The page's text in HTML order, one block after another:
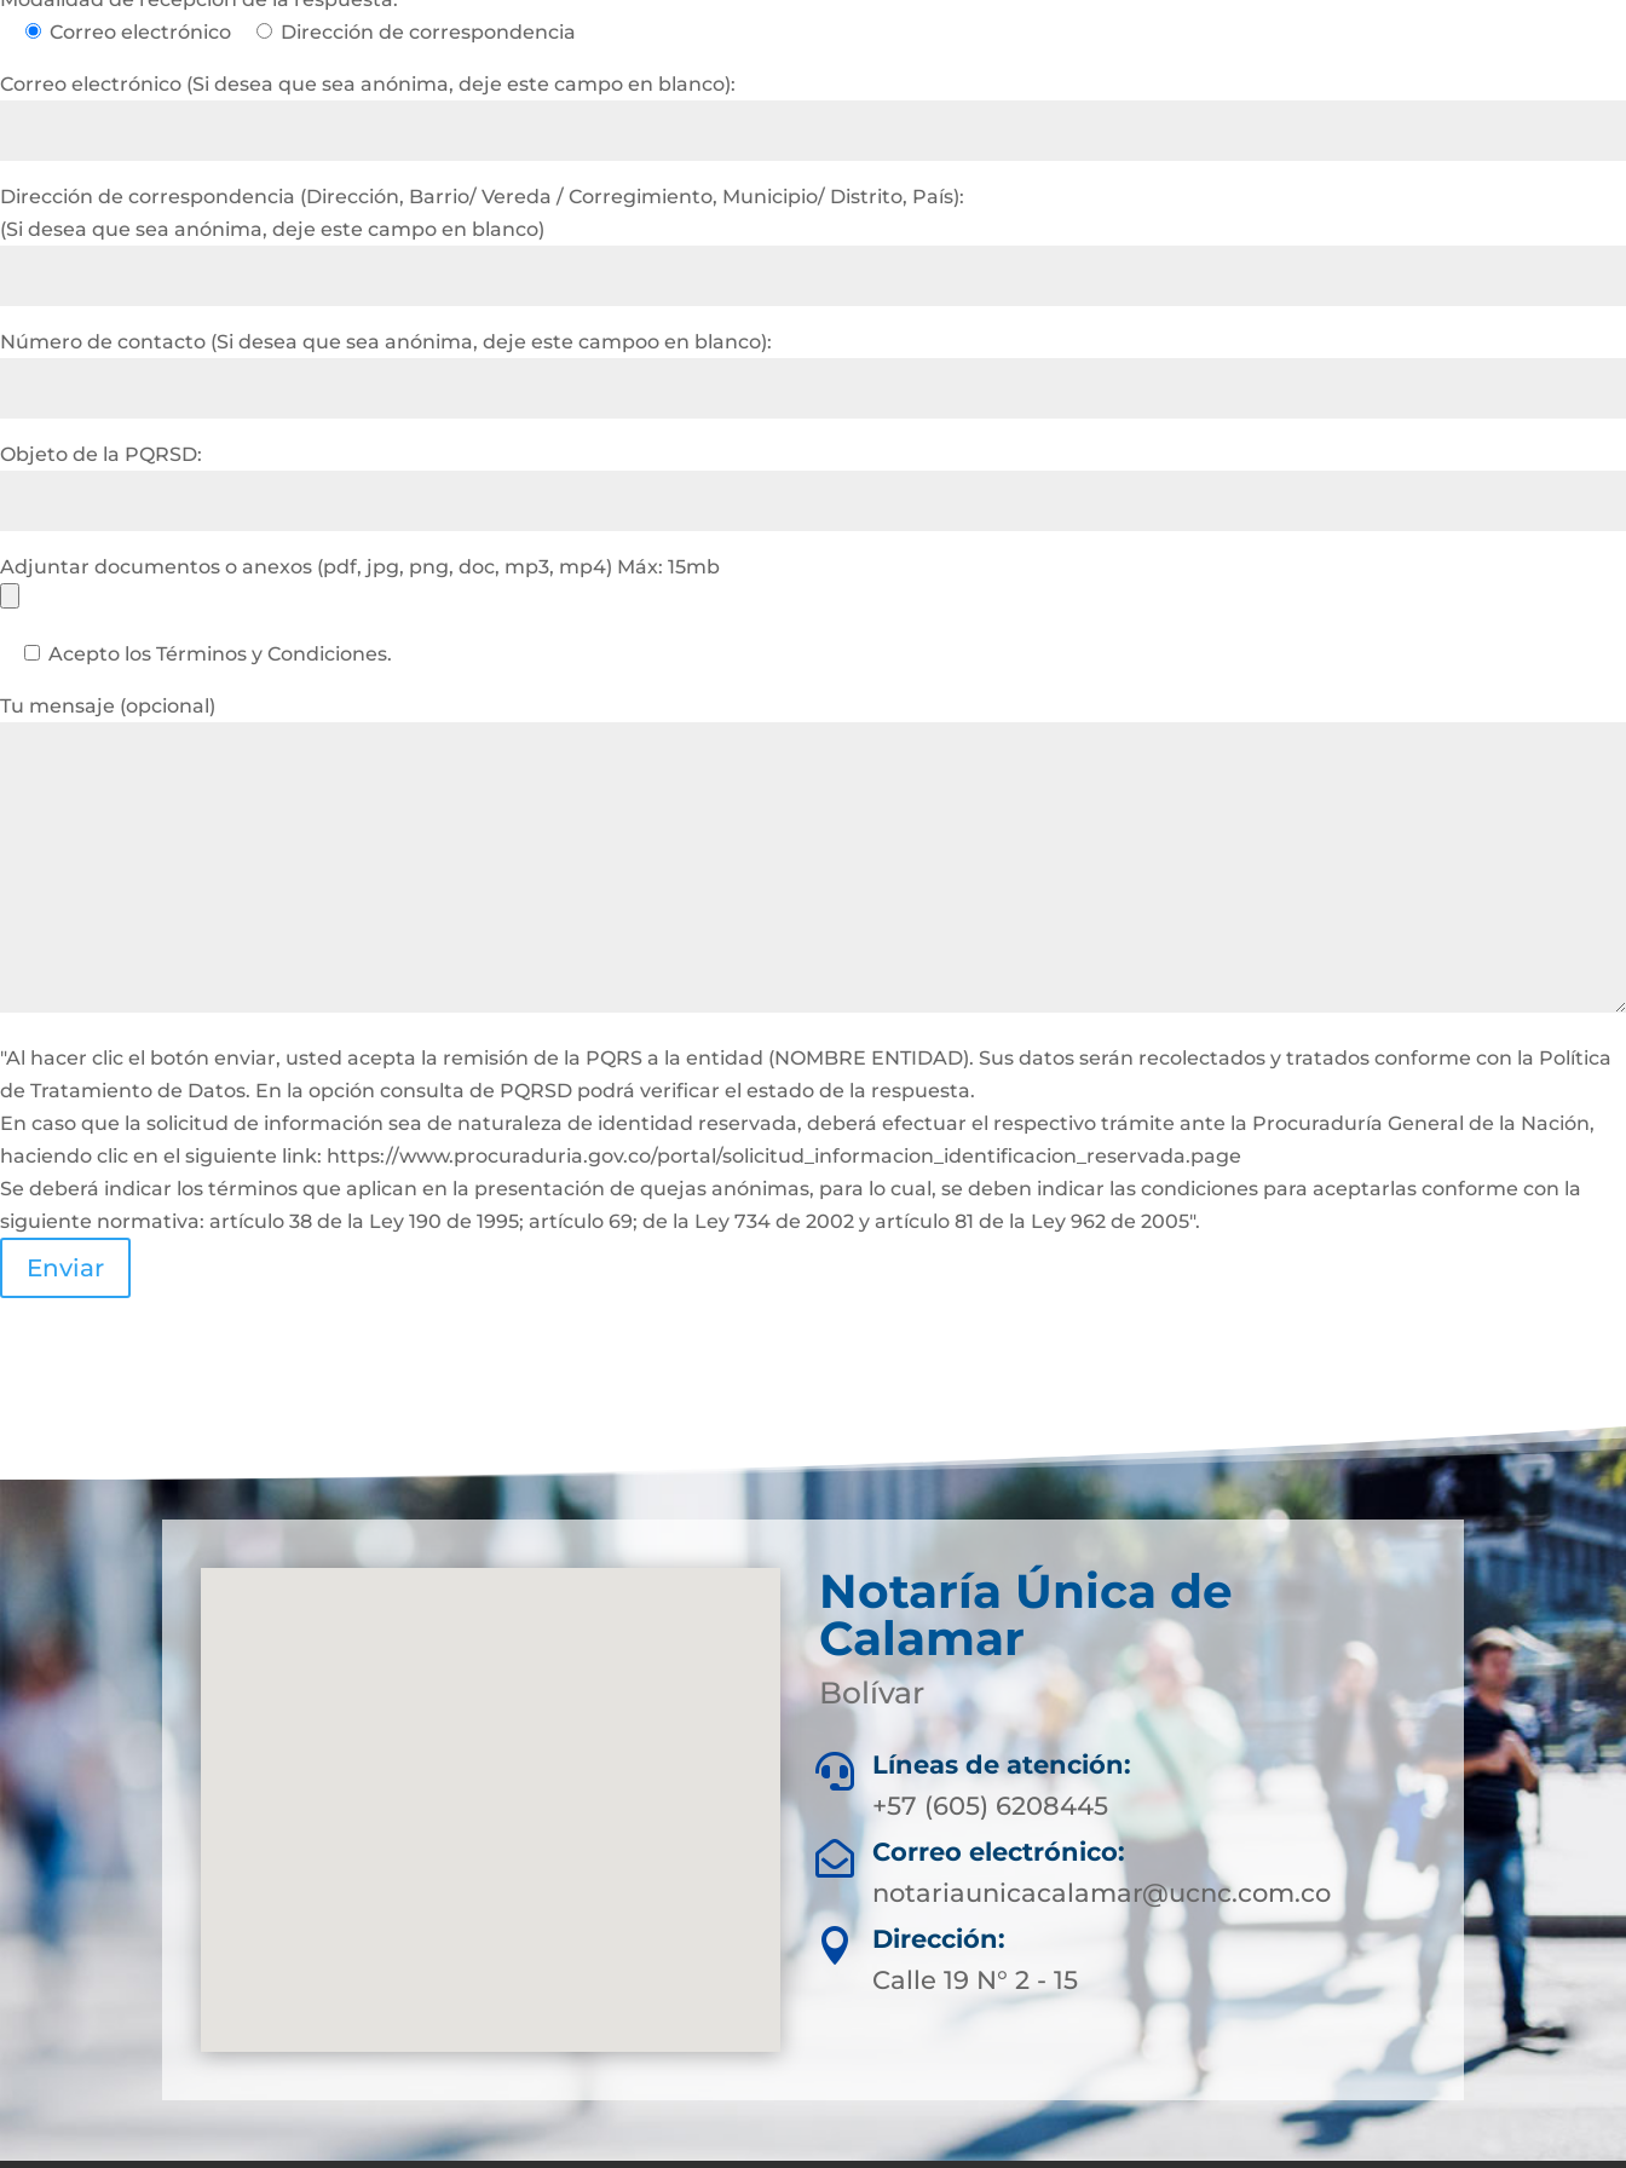
Correo electrónico
Dirección de correspondencia
Correo electrónico (Si desea que sea anónima, deje este campo en blanco):
Dirección de correspondencia (Dirección, Barrio/ Vereda / Corregimiento, Municipio/ Distrito, País):
(Si desea que sea anónima, deje este campo en blanco)
Número de contacto (Si desea que sea anónima, deje este campoo en blanco):
Objeto de la PQRSD:
Adjuntar documentos o anexos (pdf, jpg, png, doc, mp3, mp4) Máx: 15mb
Acepto los Términos y Condiciones.
Tu mensaje (opcional)
"Al hacer clic el botón enviar, usted acepta la remisión de la PQRS a la entidad (NOMBRE ENTIDAD). Sus datos serán recolectados y tratados conforme con la Política
de Tratamiento de Datos. En la opción consulta de PQRSD podrá verificar el estado de la respuesta.
En caso que la solicitud de información sea de naturaleza de identidad reservada, deberá efectuar el respectivo trámite ante la Procuraduría General de la Nación,
haciendo clic en el siguiente link: https://www.procuraduria.gov.co/portal/solicitud_informacion_identificacion_reservada.page
Se deberá indicar los términos que aplican en la presentación de quejas anónimas, para lo cual, se deben indicar las condiciones para aceptarlas conforme con la
siguiente normativa: artículo 38 de la Ley 190 de 1995; artículo 69; de la Ley 734 de 2002 y artículo 81 de la Ley 962 de 2005".
Enviar
Notaría Única de
Calamar
Bolívar

Líneas de atención:
+57 (605) 6208445

Correo electrónico:
notariaunicacalamar@ucnc.com.co

Dirección:
Calle 19 N° 2 - 15